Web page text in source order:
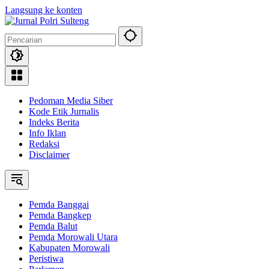
Langsung ke konten
Pedoman Media Siber
Kode Etik Jurnalis
Indeks Berita
Info Iklan
Redaksi
Disclaimer
Pemda Banggai
Pemda Bangkep
Pemda Balut
Pemda Morowali Utara
Kabupaten Morowali
Peristiwa